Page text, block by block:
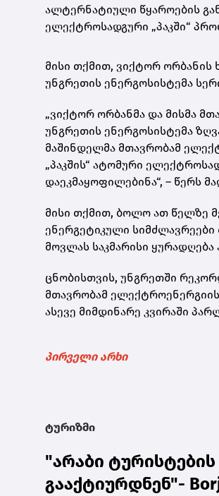
ალტერნატიული წყაროების
ელექტროსადგური „პაკში“
მისი თქმით, ვიქტორ ორბანის
უნგრეთის ენერგოსისტემა
„ვიქტორ ორბანმა და მისმა
უნგრეთის ენერგოსისტემა
მაშინდელმა მთავრობამ
„პაკშის“ ატომური
დაეკმაყოფილებინა“, – წერს
მისი თქმით, ბოლო ათ წელზე
ენერგეტიკული
მოვლას საკმარისი
ცნობისთვის, უნგრეთში
მთავრობამ
ასევე მიმდინარე კვირაში
პირველი არხი
ტურიზმი
"არაბი ტურისტების
გააქტიურდნენ"-